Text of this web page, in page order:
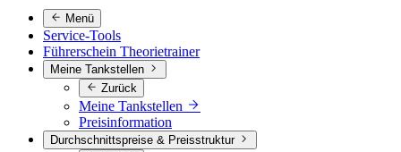
Menü
Service-Tools
Führerschein Theorietrainer
Meine Tankstellen
Zurück
Meine Tankstellen
Preisinformation
Durchschnittspreise & Preisstruktur